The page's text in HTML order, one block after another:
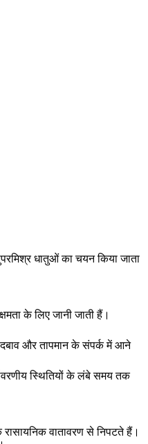
धातुओं का चयन किया जाता
के लिए जानी जाती हैं।
और तापमान के संपर्क में आने
स्थितियों के लंबे समय तक
वातावरण से निपटते हैं।